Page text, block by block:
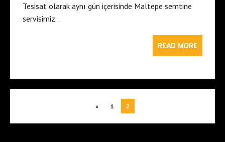
Tesisat olarak aynı gün içerisinde Maltepe semtine
servisimiz…
READ MORE
« 1 2